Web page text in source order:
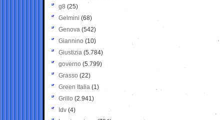
g8 (25)
Gelmini (68)
Genova (542)
Giannino (10)
Giustizia (5.784)
governo (5.799)
Grasso (22)
Green Italia (1)
Grillo (2.941)
Idv (4)